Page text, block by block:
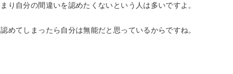
り自分の間違いを認めたくないという人は多いですよ。
めてしまったら自分は無能だと思っているからですね。